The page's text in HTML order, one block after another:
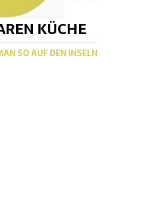
KÜCHE
SO AUF DEN INSELN